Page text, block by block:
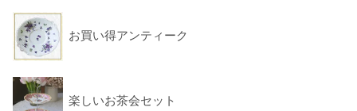
お買い得アンティーク
楽しいお茶会セット